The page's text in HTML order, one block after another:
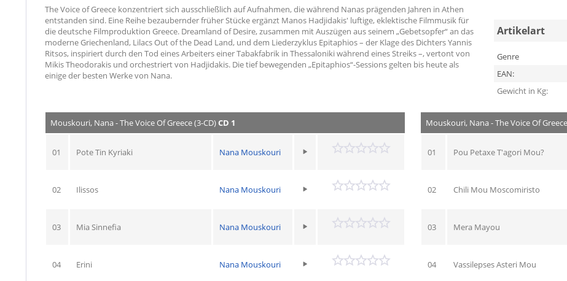
The Voice of Greece konzentriert sich ausschließlich auf Aufnahmen, die während Nanas prägenden Jahren in Athen
entstanden sind. Eine Reihe bezaubernder früher Stücke ergänzt Manos Hadjidakis' luftige, eklektische Filmmusik für
die deutsche Filmproduktion Greece. Dreamland of Desire, zusammen mit Auszügen aus seinem „Gebetsopfer“ an das
moderne Griechenland, Lilacs Out of the Dead Land, und dem Liederzyklus Epitaphios – der Klage des Dichters Yannis
Ritsos, inspiriert durch den Tod eines Arbeiters einer Tabakfabrik in Thessaloniki während eines Streiks –, vertont von
Mikis Theodorakis und orchestriert von Hadjidakis. Die tief bewegenden „Epitaphios“-Sessions gelten bis heute als
einige der besten Werke von Nana.
Artikelart
Genre
EAN:
Gewicht in Kg:
Mouskouri, Nana - The Voice Of Greece (3-CD)CD 1
01 Pote Tin Kyriaki Nana Mouskouri
02 Ilissos Nana Mouskouri
03 Mia Sinnefia Nana Mouskouri
04 Erini Nana Mouskouri
Mouskouri, Nana - The Voice Of
01 Pou Petaxe T'agori Mou?
02 Chili Mou Moscomiristo
03 Mera Mayou
04 Vassilepses Asteri Mou